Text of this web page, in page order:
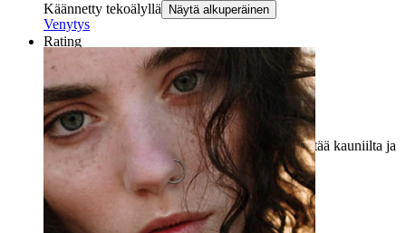
Venytys
Käännetty tekoälyllä Näytä alkuperäinen
Rating
Kaunis!
Rakastan avointen renkaiden konseptia, se näyttää kauniilta ja
erilaiselta.
Joana Vahvistettu ostos
Käännetty tekoälyllä Näytä alkuperäinen